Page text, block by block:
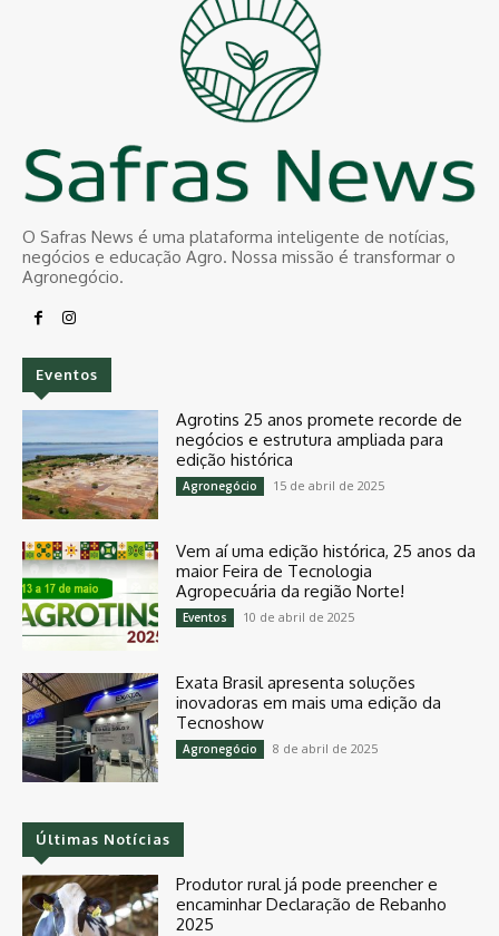
O Safras News é uma plataforma inteligente de notícias,
negócios e educação Agro. Nossa missão é transformar o
Agronegócio.
Eventos
Agrotins 25 anos promete recorde de
negócios e estrutura ampliada para
edição histórica
Agronegócio 15 de abril de 2025
Vem aí uma edição histórica, 25 anos da
maior Feira de Tecnologia
Agropecuária da região Norte!
Eventos 10 de abril de 2025
Exata Brasil apresenta soluções
inovadoras em mais uma edição da
Tecnoshow
Agronegócio 8 de abril de 2025
Últimas Notícias
Produtor rural já pode preencher e
encaminhar Declaração de Rebanho
2025